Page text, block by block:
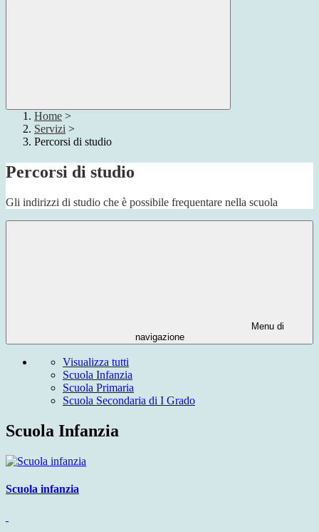
Home >
Servizi >
Percorsi di studio
Percorsi di studio
Gli indirizzi di studio che è possibile frequentare nella scuola
Menu di
navigazione
Visualizza tutti
Scuola Infanzia
Scuola Primaria
Scuola Secondaria di I Grado
Scuola Infanzia
Scuola infanzia